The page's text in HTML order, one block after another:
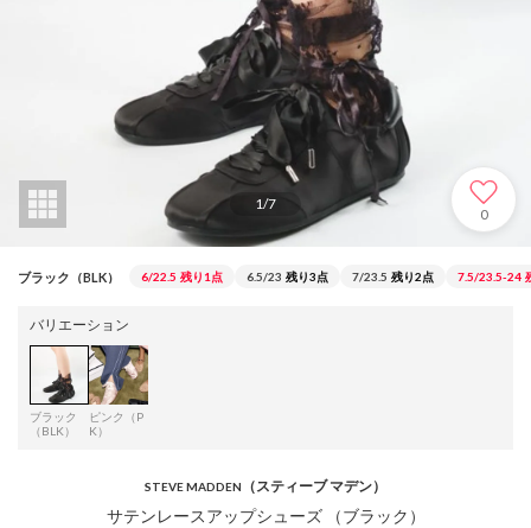
1/7
0
ブラック（BLK） 6/22.5 残り1点 6.5/23 残り3点 7/23.5 残り2点 7.5/23.5-24
バリエーション
ブラック
（BLK）
ピンク（P
K）
STEVE MADDEN （スティーブ マデン）
サテンレースアップシューズ （ブラック）